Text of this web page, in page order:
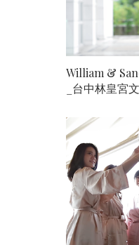
William &
_台中林皇宮